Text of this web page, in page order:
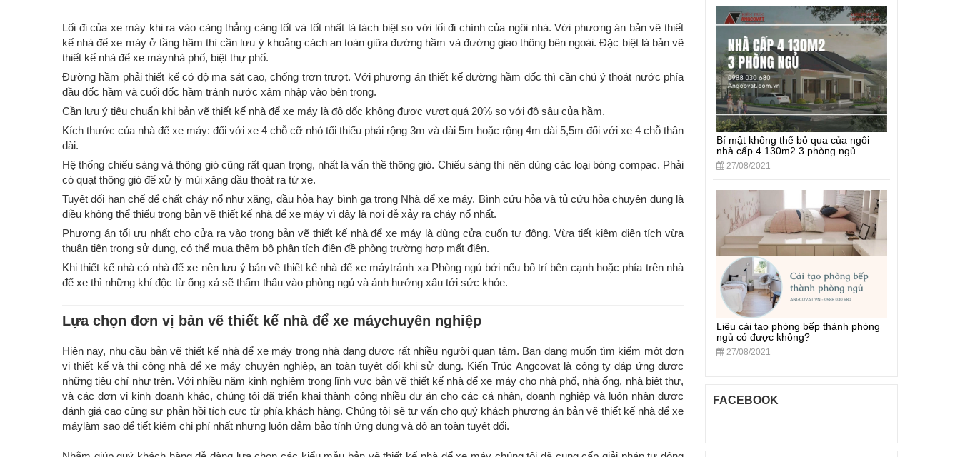
Lối đi của xe máy khi ra vào càng thẳng càng tốt và tốt nhất là tách biệt so với lối đi chính của ngôi nhà. Với phương án bản vẽ thiết
kế nhà để xe máy ở tầng hầm thì cần lưu ý khoảng cách an toàn giữa đường hầm và đường giao thông bên ngoài. Đặc biệt là bản vẽ
thiết kế nhà để xe máynhà phố, biệt thự phố.
Đường hầm phải thiết kế có độ ma sát cao, chống trơn trượt. Với phương án thiết kế đường hầm dốc thì cần chú ý thoát nước phía
đầu dốc hầm và cuối dốc hầm tránh nước xâm nhập vào bên trong.
Cần lưu ý tiêu chuẩn khi bản vẽ thiết kế nhà để xe máy là độ dốc không được vượt quá 20% so với độ sâu của hầm.
Kích thước của nhà để xe máy: đối với xe 4 chỗ cỡ nhỏ tối thiểu phải rộng 3m và dài 5m hoặc rộng 4m dài 5,5m đối với xe 4 chỗ thân
dài.
Hệ thống chiếu sáng và thông gió cũng rất quan trọng, nhất là vấn thề thông gió. Chiếu sáng thì nên dùng các loại bóng compac. Phải
có quạt thông gió để xử lý mùi xăng dầu thoát ra từ xe.
Tuyệt đối hạn chế để chất cháy nổ như xăng, dầu hỏa hay bình ga trong Nhà để xe máy. Bình cứu hỏa và tủ cứu hỏa chuyên dụng là
điều không thể thiếu trong bản vẽ thiết kế nhà để xe máy vì đây là nơi dễ xảy ra cháy nổ nhất.
Phương án tối ưu nhất cho cửa ra vào trong bản vẽ thiết kế nhà để xe máy là dùng cửa cuốn tự động. Vừa tiết kiệm diện tích vừa
thuận tiện trong sử dụng, có thể mua thêm bộ phận tích điện đề phòng trường hợp mất điện.
Khi thiết kế nhà có nhà để xe nên lưu ý bản vẽ thiết kế nhà để xe máytránh xa Phòng ngủ bởi nếu bố trí bên cạnh hoặc phía trên nhà
để xe thì những khí độc từ ống xả sẽ thẩm thấu vào phòng ngủ và ảnh hưởng xấu tới sức khỏe.
Lựa chọn đơn vị bản vẽ thiết kế nhà để xe máychuyên nghiệp
Hiện nay, nhu cầu bản vẽ thiết kế nhà để xe máy trong nhà đang được rất nhiều người quan tâm. Bạn đang muốn tìm kiếm một đơn
vị thiết kế và thi công nhà để xe máy chuyên nghiệp, an toàn tuyệt đối khi sử dụng. Kiến Trúc Angcovat là công ty đáp ứng được
những tiêu chí như trên. Với nhiều năm kinh nghiệm trong lĩnh vực bản vẽ thiết kế nhà để xe máy cho nhà phố, nhà ống, nhà biệt thự,
và các đơn vị kinh doanh khác, chúng tôi đã triển khai thành công nhiều dự án cho các cá nhân, doanh nghiệp và luôn nhận được
đánh giá cao cùng sự phản hồi tích cực từ phía khách hàng. Chúng tôi sẽ tư vấn cho quý khách phương án bản vẽ thiết kế nhà để xe
máylàm sao để tiết kiệm chi phí nhất nhưng luôn đảm bảo tính ứng dụng và độ an toàn tuyệt đối.
Bí mật không thể bỏ qua của ngôi
nhà cấp 4 130m2 3 phòng ngủ
27/08/2021
Liệu cải tạo phòng bếp thành phòng
ngủ có được không?
27/08/2021
FACEBOOK